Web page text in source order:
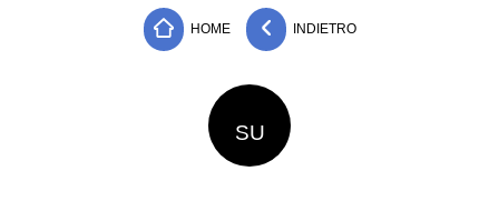
HOME INDIETRO
SU